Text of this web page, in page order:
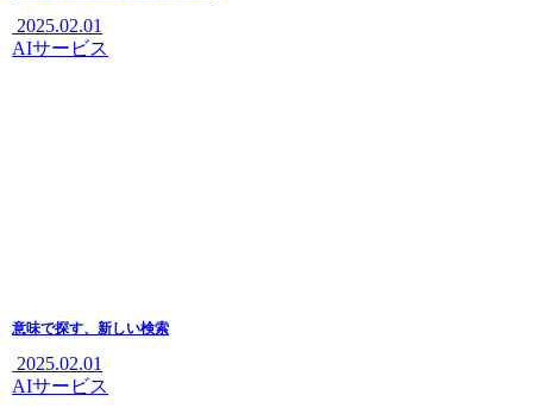
2025.02.01
AIサービス
意味で探す、新しい検索
2025.02.01
AIサービス